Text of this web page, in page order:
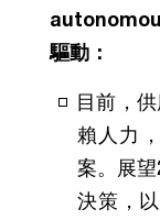
驅動：
目前，
賴人力
案。展
決策，